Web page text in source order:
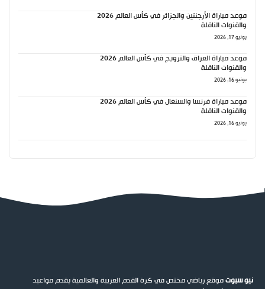
موعد مباراة الأرجنتين والجزائر في كأس العالم 2026
والقنوات الناقلة
يونيو 17, 2026
موعد مباراة العراق والنرويج في كأس العالم 2026
والقنوات الناقلة
يونيو 16, 2026
موعد مباراة فرنسا والسنغال في كأس العالم 2026
والقنوات الناقلة
يونيو 16, 2026
نيو سبوتموقع رياضي مختص في كرة القدم العربية والعالمية يقدم مواعيد